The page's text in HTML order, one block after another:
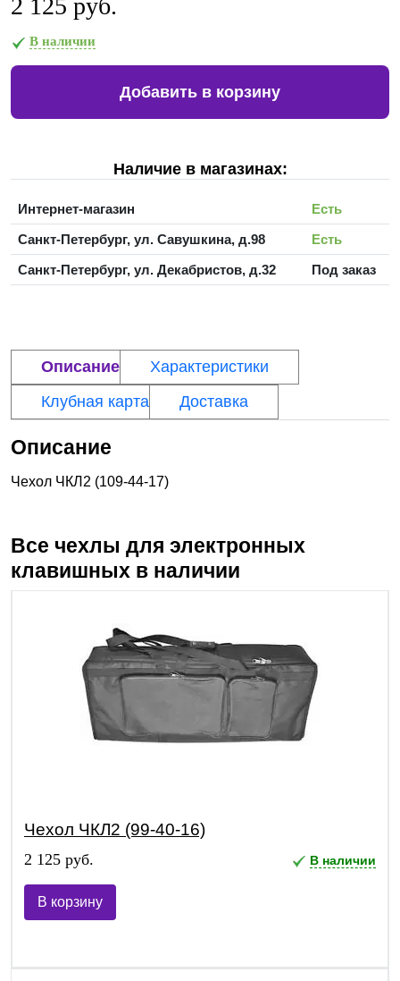
2 125 руб.
В наличии
Добавить в корзину
Наличие в магазинах:
Интернет-магазин
Есть
Санкт-Петербург, ул. Савушкина, д.98
Есть
Санкт-Петербург, ул. Декабристов, д.32
Под заказ
Описание
Характеристики
Клубная карта
Доставка
Описание
Чехол ЧКЛ2 (109-44-17)
Все чехлы для электронных
клавишных в наличии
Чехол ЧКЛ2 (99-40-16)
2 125 руб. В наличии
В корзину